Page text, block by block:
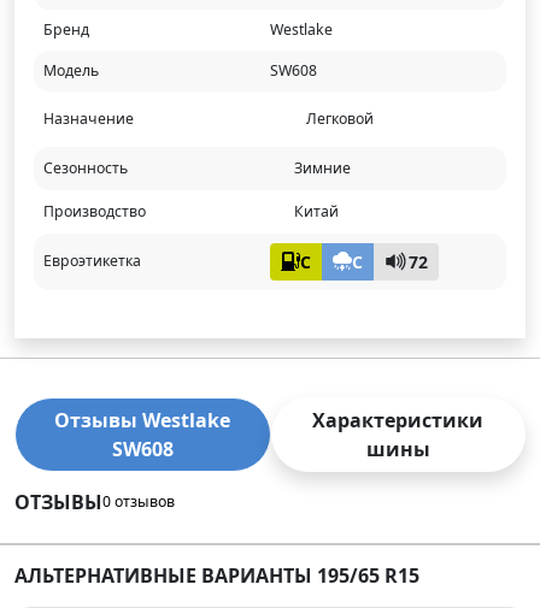
Бренд
Westlake
Модель
SW608
Назначение Легковой
Сезонность Зимние
Производство Китай
Евроэтикетка C C 72
Отзывы Westlake
SW608
Характеристики
шины
ОТЗЫВЫ0 отзывов
АЛЬТЕРНАТИВНЫЕ ВАРИАНТЫ 195/65 R15